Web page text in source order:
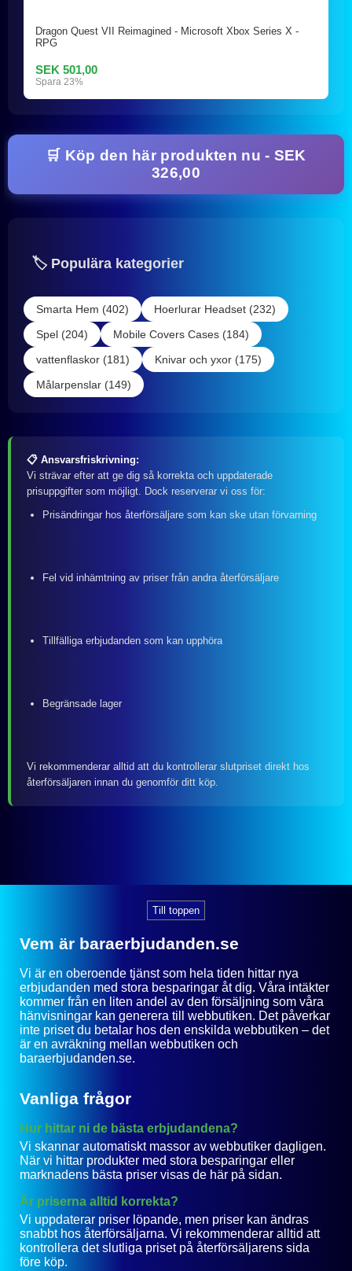
Dragon Quest VII Reimagined - Microsoft Xbox Series X -
RPG
SEK 501,00
Spara 23%
🛒 Köp den här produkten nu - SEK
326,00
🏷️ Populära kategorier
Smarta Hem (402)
Hoerlurar Headset (232)
Spel (204)
Mobile Covers Cases (184)
vattenflaskor (181)
Knivar och yxor (175)
Målarpenslar (149)
📋 Ansvarsfriskrivning:
Vi strävar efter att ge dig så korrekta och uppdaterade
prisuppgifter som möjligt. Dock reserverar vi oss för:
Prisändringar hos återförsäljare som kan ske utan förvarning
Fel vid inhämtning av priser från andra återförsäljare
Tillfälliga erbjudanden som kan upphöra
Begränsade lager
Vi rekommenderar alltid att du kontrollerar slutpriset direkt hos
återförsäljaren innan du genomför ditt köp.
Till toppen
Vem är baraerbjudanden.se
Vi är en oberoende tjänst som hela tiden hittar nya
erbjudanden med stora besparingar åt dig. Våra intäkter
kommer från en liten andel av den försäljning som våra
hänvisningar kan generera till webbutiken. Det påverkar
inte priset du betalar hos den enskilda webbutiken – det
är en avräkning mellan webbutiken och
baraerbjudanden.se.
Vanliga frågor
Hur hittar ni de bästa erbjudandena?
Vi skannar automatiskt massor av webbutiker dagligen.
När vi hittar produkter med stora besparingar eller
marknadens bästa priser visas de här på sidan.
Är priserna alltid korrekta?
Vi uppdaterar priser löpande, men priser kan ändras
snabbt hos återförsäljarna. Vi rekommenderar alltid att
kontrollera det slutliga priset på återförsäljarens sida
före köp.